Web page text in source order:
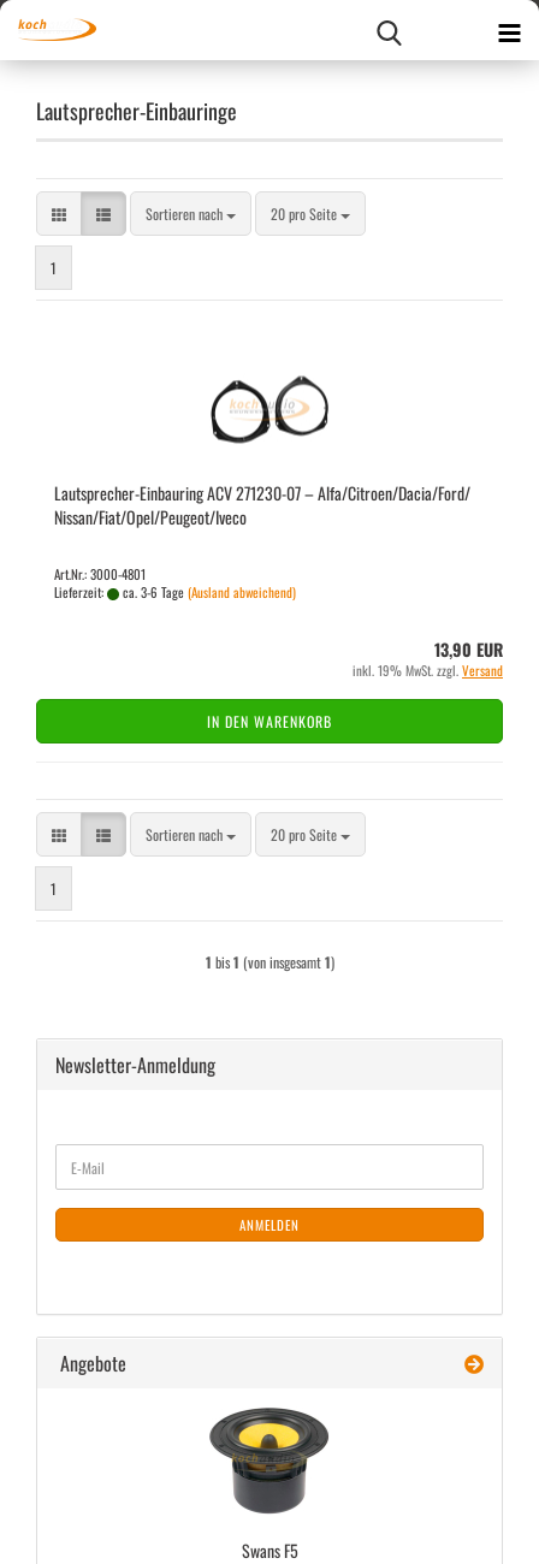
Lautsprecher-Einbauringe
Sortieren nach
Sortieren nach 20 pro Seite
pro Seite
1
Lautsprecher-​​Ein­bau­ring ACV 271230-​​07 – Alfa/Ci­tro­en/Dacia/Ford/
Nis­san/Fiat/Opel/Peu­geot/Iveco
Art.Nr.: 3000-4801
Lieferzeit:
ca. 3-6 Tage(Ausland abweichend)
13,90 EUR
inkl. 19% MwSt. zzgl.Versand
IN DEN WARENKORB
Sortieren nach
Sortieren nach 20 pro Seite
pro Seite
1
1 bis1 (von insgesamt1)
Newsletter-Anmeldung
ZUR
NEWSLETTER-
ANMELDUNG
E-
Mail
ANMELDEN
Angebote
Swans F5